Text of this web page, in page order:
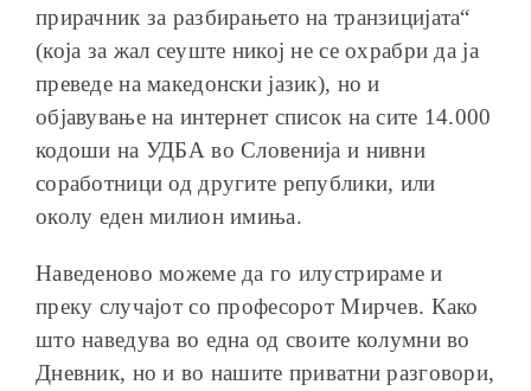
прирачник за разбирањето на транзицијата“
(која за жал сеуште никој не се охрабри да ја
преведе на македонски јазик), но и
објавување на интернет список на сите 14.000
кодоши на УДБА во Словенија и нивни
соработници од другите републики, или
околу еден милион имиња.
Наведеново можеме да го илустрираме и
преку случајот со професорот Мирчев. Како
што наведува во една од своите колумни во
Дневник, но и во нашите приватни разговори,